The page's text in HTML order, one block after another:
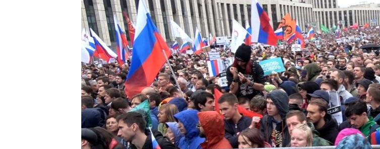
КРЫМ.НЕПОКОРЕННЫЙ
УКРАИНСКАЯ ПРОБЛЕМА КРЫМА